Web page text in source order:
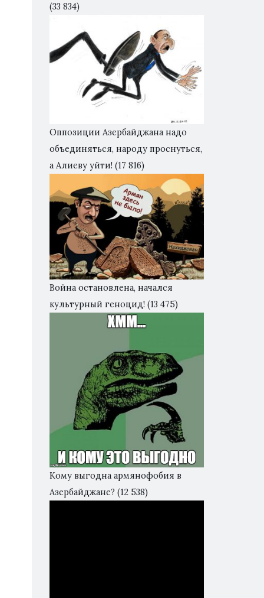
(33 834)
Оппозиции Азербайджана надо
объединяться, народу проснуться,
а Алиеву уйти! (17 816)
Война остановлена, начался
культурный геноцид! (13 475)
Кому выгодна армянофобия в
Азербайджане? (12 538)